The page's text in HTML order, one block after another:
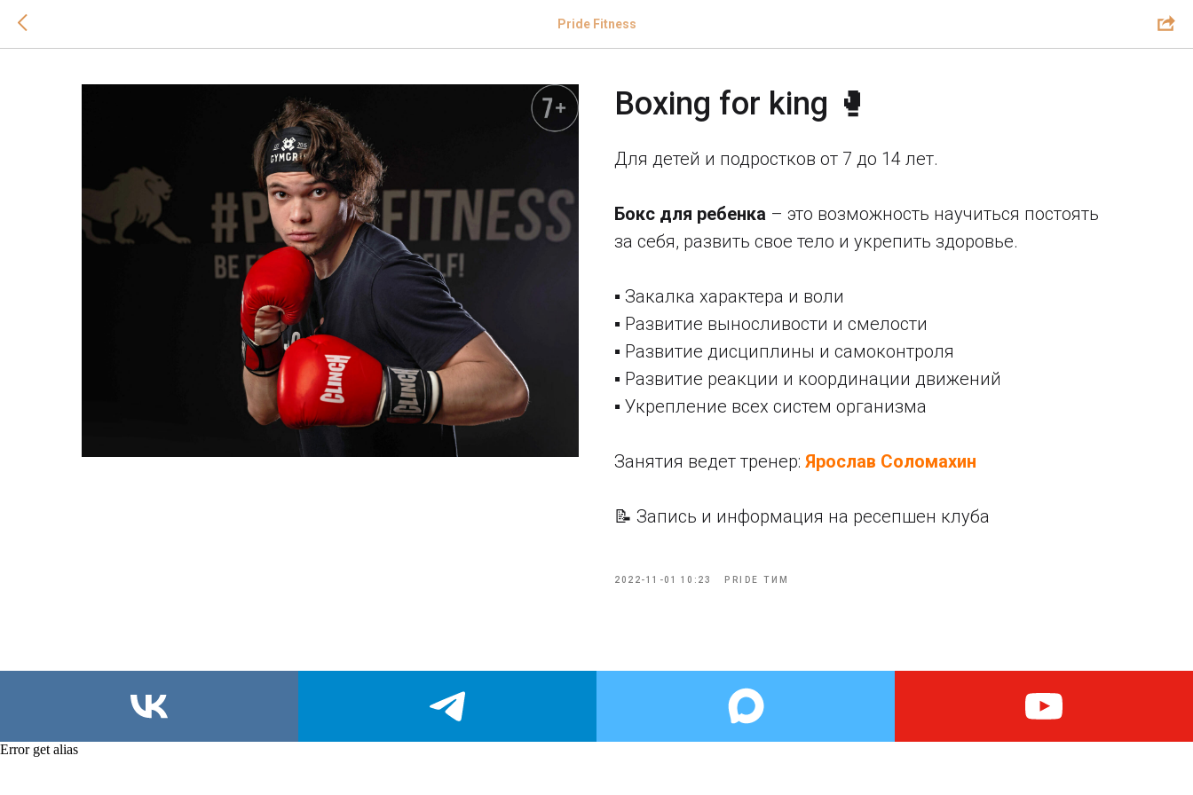
Pride Fitness
Boxing for king 🥊
Для детей и подростков от 7 до 14 лет.
Бокс для ребенка – это возможность научиться постоять
за себя, развить свое тело и укрепить здоровье.
▪️ Закалка характера и воли
▪️ Развитие выносливости и смелости
▪️ Развитие дисциплины и самоконтроля
▪️ Развитие реакции и координации движений
▪️ Укрепление всех систем организма
Занятия ведет тренер: Ярослав Соломахин
📝 Запись и информация на ресепшен клуба
2022-11-01 10:23 PRIDE ТИМ
Error get alias